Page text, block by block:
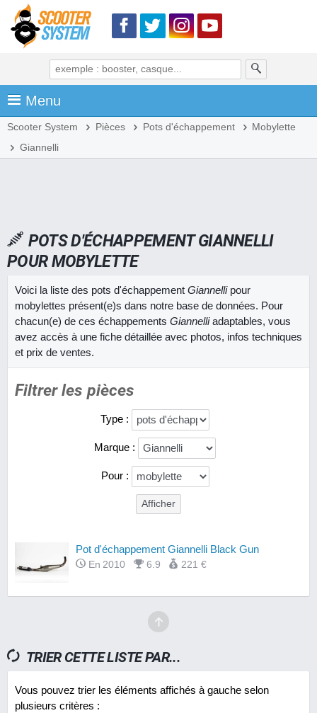
Menu
Scooter System Pièces Pots d'échappement
Mobylette
Giannelli
POTS D'ÉCHAPPEMENT GIANNELLI
POUR MOBYLETTE
Voici la liste des pots d'échappement Giannellipour
mobylettes présent(e)s dans notre base de données. Pour
chacun(e) de ces échappements Giannelliadaptables, vous
avez accès à une fiche détaillée avec photos, infos techniques
et prix de ventes.
Filtrer les pièces
Type :
Marque :
Pour :
Pot d'échappement Giannelli Black Gun
En 2010 6.9 221 €
TRIER CETTE LISTE PAR...
Vous pouvez trier les éléments affichés à gauche selon
plusieurs critères :